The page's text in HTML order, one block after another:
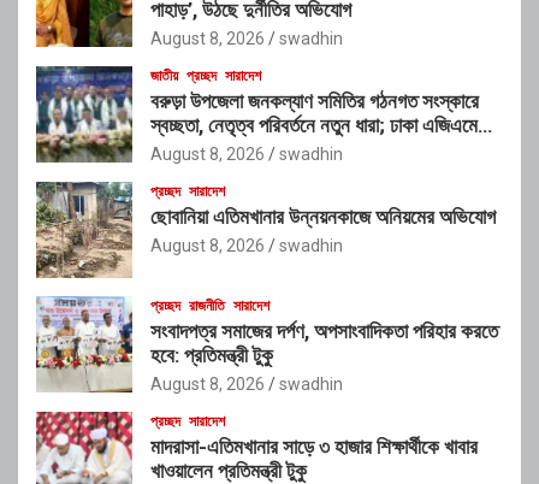
পাহাড়’, উঠছে দুর্নীতির অভিযোগ
August 8, 2026 swadhin
জাতীয় প্রচ্ছদ সারাদেশ
বরুড়া উপজেলা জনকল্যাণ সমিতির গঠনগত সংস্কারে
স্বচ্ছতা, নেতৃত্ব পরিবর্তনে নতুন ধারা; ঢাকা এজিএমে
নতুন কার্যকরী পরিষদের অভিষেক
August 8, 2026 swadhin
প্রচ্ছদ সারাদেশ
ছোবানিয়া এতিমখানার উন্নয়নকাজে অনিয়মের অভিযোগ
August 8, 2026 swadhin
প্রচ্ছদ রাজনীতি সারাদেশ
সংবাদপত্র সমাজের দর্পণ, অপসাংবাদিকতা পরিহার করতে
হবে: প্রতিমন্ত্রী টুকু
August 8, 2026 swadhin
প্রচ্ছদ সারাদেশ
মাদরাসা-এতিমখানার সাড়ে ৩ হাজার শিক্ষার্থীকে খাবার
খাওয়ালেন প্রতিমন্ত্রী টুকু